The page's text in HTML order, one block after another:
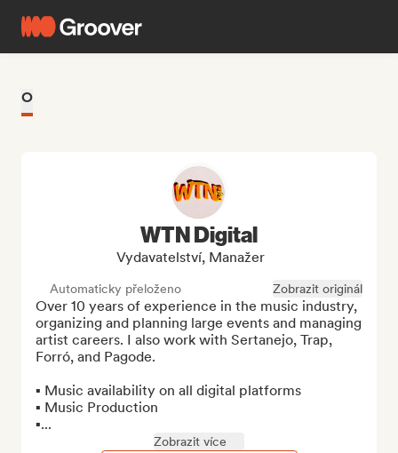
O
WTN Digital
Vydavatelství, Manažer
Automaticky přeloženo Zobrazit originál
Over 10 years of experience in the music industry,
organizing and planning large events and managing
artist careers. I also work with Sertanejo, Trap,
Forró, and Pagode.
▪︎ Music availability on all digital platforms
▪︎ Music Production
▪︎...
Zobrazit více